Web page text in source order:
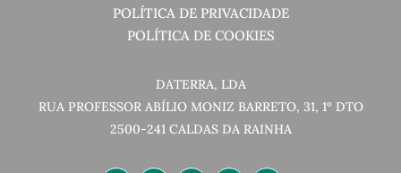
POLÍTICA DE PRIVACIDADE
POLÍTICA DE COOKIES
DATERRA, LDA
RUA PROFESSOR ABÍLIO MONIZ BARRETO, 31, 1º DTO
2500-241 CALDAS DA RAINHA